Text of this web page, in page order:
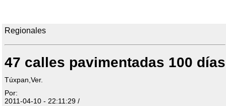
Regionales
47 calles pavimentadas 100 días
Túxpan,Ver.
Por:
2011-04-10 - 22:11:29 /